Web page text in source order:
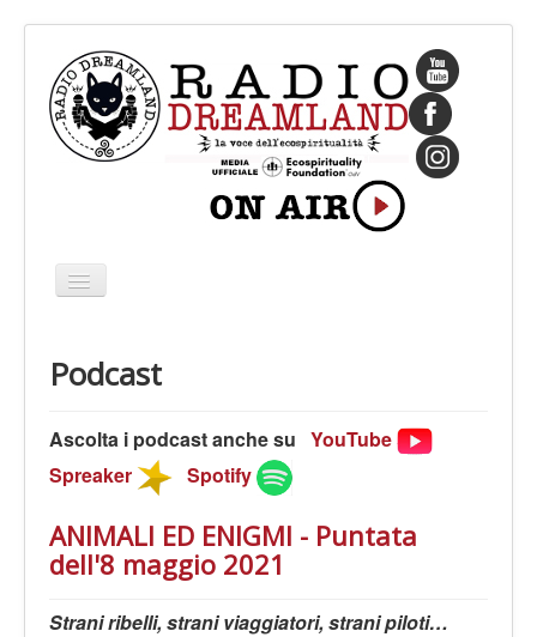
Cambia
navigazione
CHI SIAMO
PROGRAMMI
PALINSESTO
LE VOCI
PODCAST
EVENTI
Podcast
Ascolta i podcast anche su YouTube
Spreaker
Spotify
ANIMALI ED ENIGMI - Puntata
dell'8 maggio 2021
Strani ribelli, strani viaggiatori, strani piloti…